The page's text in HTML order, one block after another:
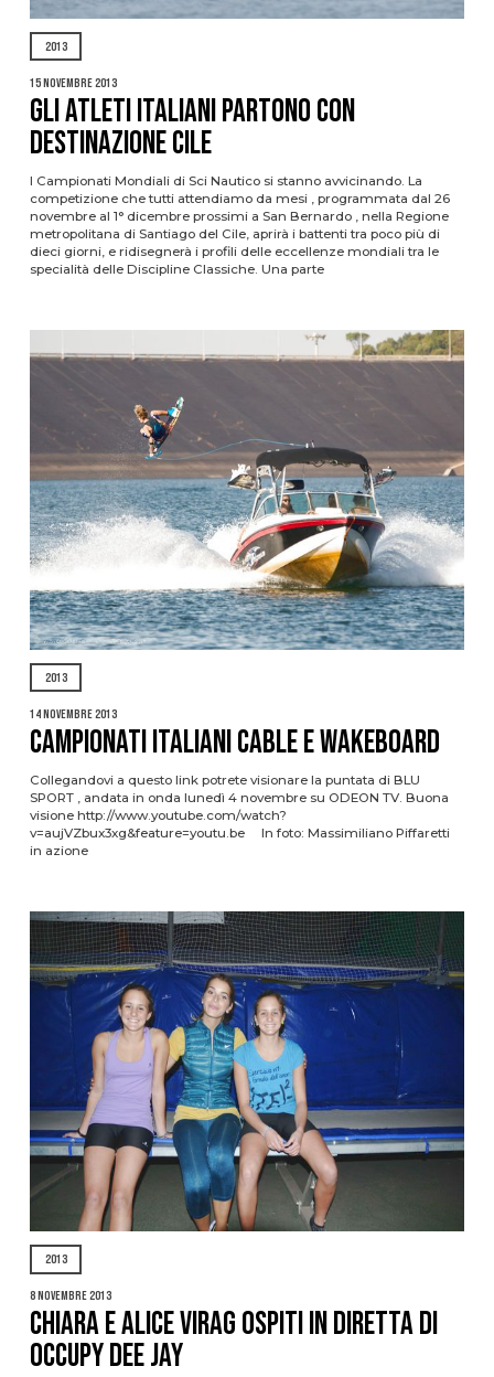
2013
15 Novembre 2013
GLI ATLETI ITALIANI PARTONO CON
DESTINAZIONE CILE
I Campionati Mondiali di Sci Nautico si stanno avvicinando. La
competizione che tutti attendiamo da mesi , programmata dal 26
novembre al 1° dicembre prossimi a San Bernardo , nella Regione
metropolitana di Santiago del Cile, aprirà i battenti tra poco più di
dieci giorni, e ridisegnerà i profili delle eccellenze mondiali tra le
specialità delle Discipline Classiche. Una parte
2013
14 Novembre 2013
CAMPIONATI ITALIANI CABLE E WAKEBOARD
Collegandovi a questo link potrete visionare la puntata di BLU
SPORT , andata in onda lunedì 4 novembre su ODEON TV. Buona
visione http://www.youtube.com/watch?
v=aujVZbux3xg&feature=youtu.be In foto: Massimiliano Piffaretti
in azione
2013
8 Novembre 2013
CHIARA E ALICE VIRAG OSPITI IN DIRETTA DI
OCCUPY DEE JAY